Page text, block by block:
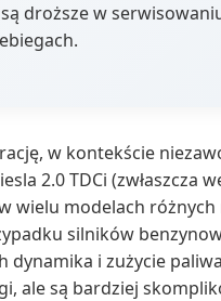
droższe w
w kontekście
2.0 TDCi (zwłaszcza
wielu modelach różnych
silników
dynamika i zużycie
ale są bardziej